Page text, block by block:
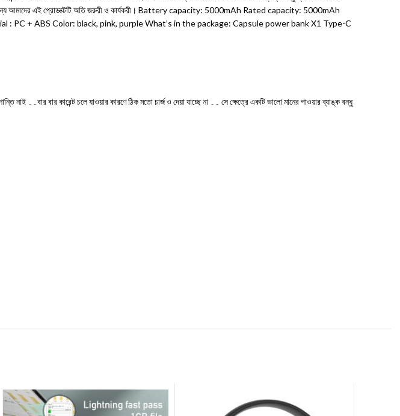
তাদের জন্য আমাদের এই প্রোডাক্টটি অতি জরুরী ও কার্যকরী। Battery capacity: 5000mAh Rated capacity: 5000mAh
+ ABS Color: black, pink, purple What’s in the package: Capsule power bank X1 Type-C